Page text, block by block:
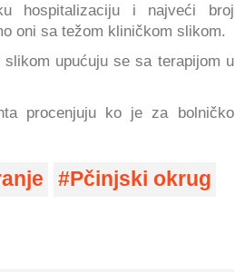
hospitalizaciju i najveći broj
oni sa težom kliničkom slikom.
upućuju se sa terapijom u
procenjuju ko je za bolničko
Pčinjski okrug